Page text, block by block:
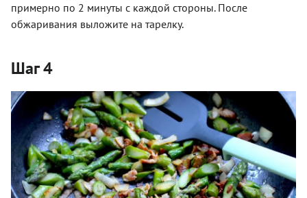
примерно по 2 минуты с каждой стороны. После
обжаривания выложите на тарелку.
Шаг 4